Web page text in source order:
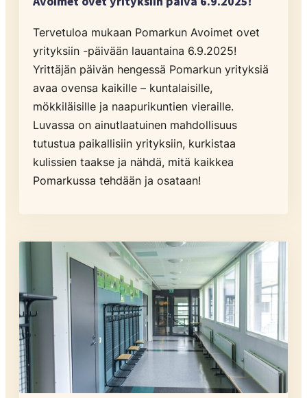
Tervetuloa mukaan Pomarkun Avoimet ovet
yrityksiin -päivään lauantaina 6.9.2025!
Yrittäjän päivän hengessä Pomarkun yrityksiä
avaa ovensa kaikille – kuntalaisille,
mökkiläisille ja naapurikuntien vieraille.
Luvassa on ainutlaatuinen mahdollisuus
tutustua paikallisiin yrityksiin, kurkistaa
kulissien taakse ja nähdä, mitä kaikkea
Pomarkussa tehdään ja osataan!